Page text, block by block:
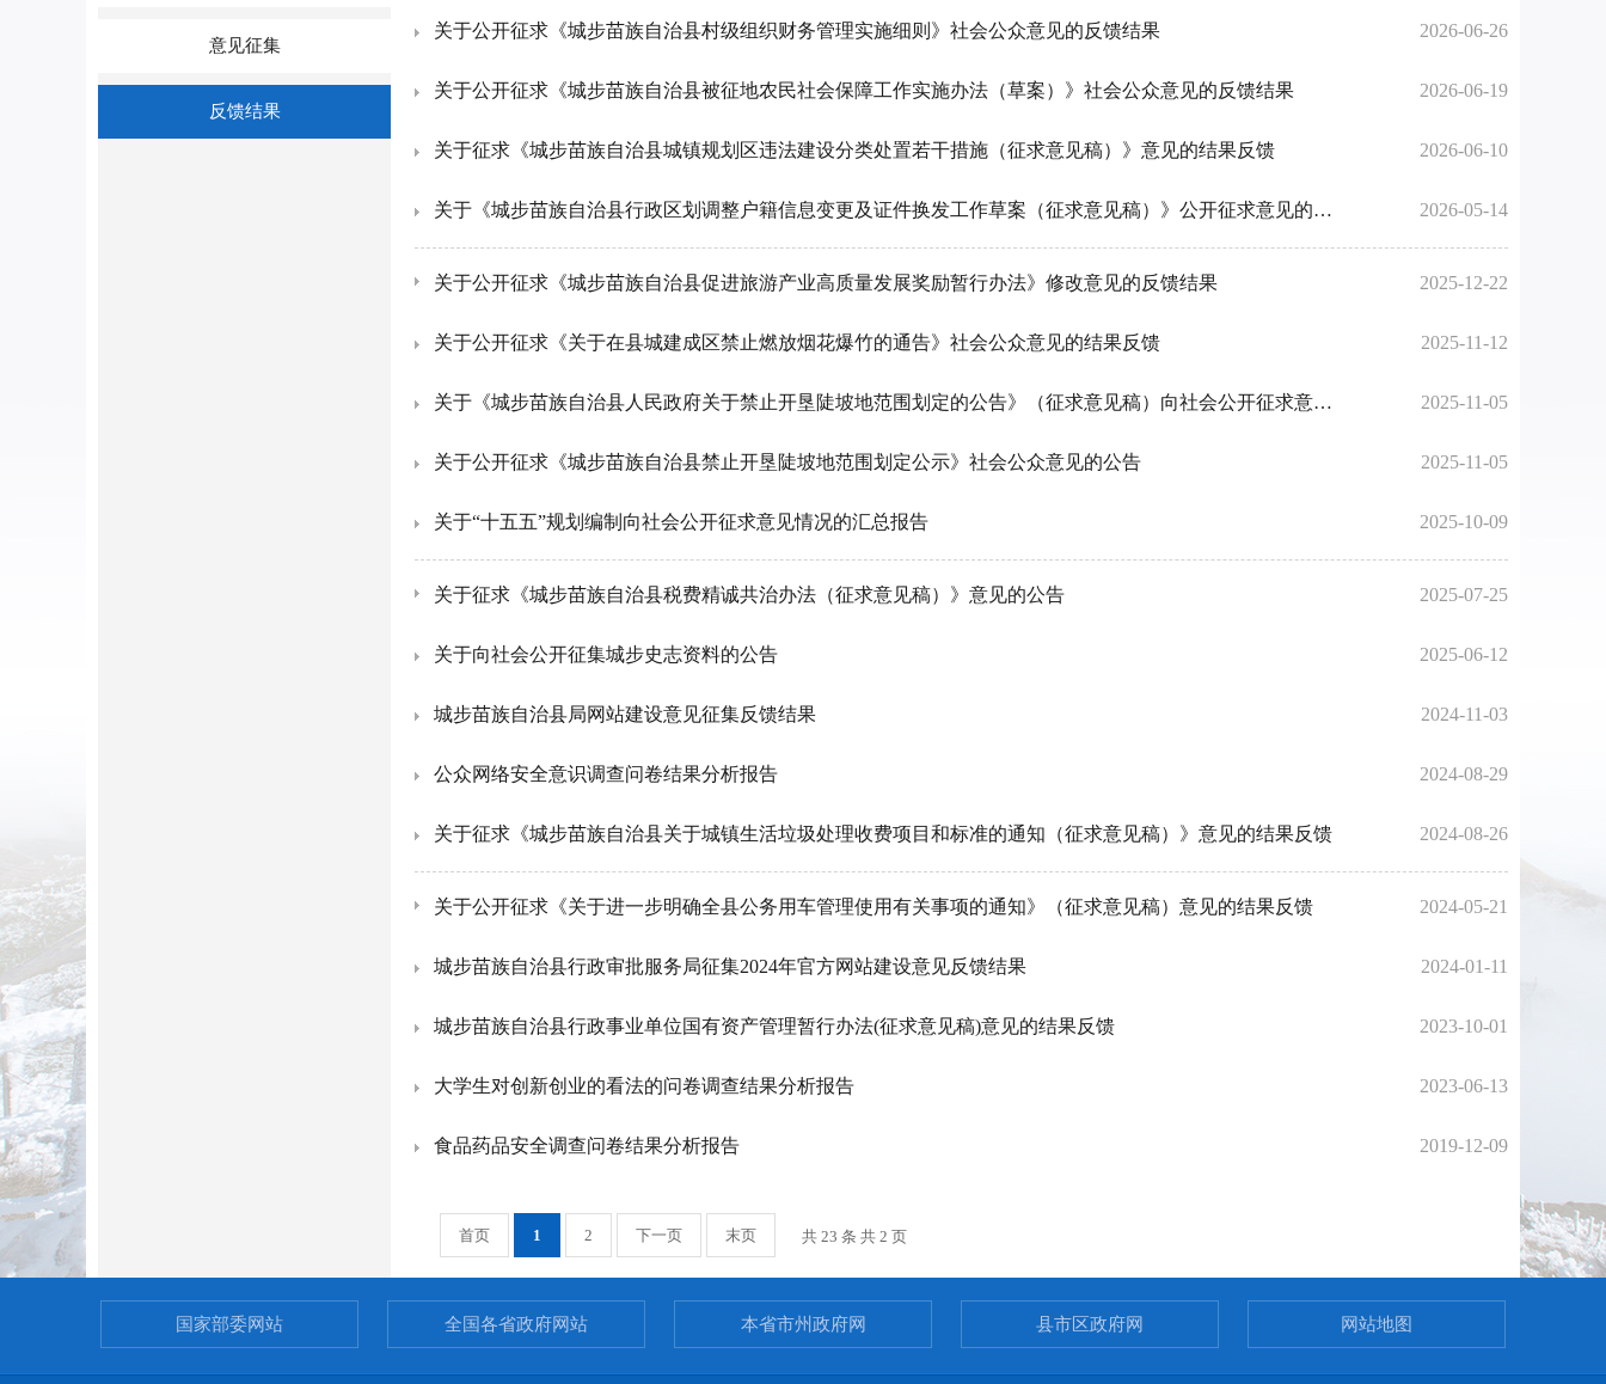
意见征集
反馈结果
2026-06-26
关于公开征求《城步苗族自治县村级组织财务管理实施细则》社会公众意见的反馈结果
2026-06-19
关于公开征求《城步苗族自治县被征地农民社会保障工作实施办法（草案）》社会公众意见的反馈结果
2026-06-10
关于征求《城步苗族自治县城镇规划区违法建设分类处置若干措施（征求意见稿）》意见的结果反馈
2026-05-14
关于《城步苗族自治县行政区划调整户籍信息变更及证件换发工作草案（征求意见稿）》公开征求意见的反馈结果
2025-12-22
关于公开征求《城步苗族自治县促进旅游产业高质量发展奖励暂行办法》修改意见的反馈结果
2025-11-12
关于公开征求《关于在县城建成区禁止燃放烟花爆竹的通告》社会公众意见的结果反馈
2025-11-05
关于《城步苗族自治县人民政府关于禁止开垦陡坡地范围划定的公告》（征求意见稿）向社会公开征求意见的公告的反馈结果
2025-11-05
关于公开征求《城步苗族自治县禁止开垦陡坡地范围划定公示》社会公众意见的公告
2025-10-09
关于“十五五”规划编制向社会公开征求意见情况的汇总报告
2025-07-25
关于征求《城步苗族自治县税费精诚共治办法（征求意见稿）》意见的公告
2025-06-12
关于向社会公开征集城步史志资料的公告
2024-11-03
城步苗族自治县局网站建设意见征集反馈结果
2024-08-29
公众网络安全意识调查问卷结果分析报告
2024-08-26
关于征求《城步苗族自治县关于城镇生活垃圾处理收费项目和标准的通知（征求意见稿）》意见的结果反馈
2024-05-21
关于公开征求《关于进一步明确全县公务用车管理使用有关事项的通知》（征求意见稿）意见的结果反馈
2024-01-11
城步苗族自治县行政审批服务局征集2024年官方网站建设意见反馈结果
2023-10-01
城步苗族自治县行政事业单位国有资产管理暂行办法(征求意见稿)意见的结果反馈
2023-06-13
大学生对创新创业的看法的问卷调查结果分析报告
2019-12-09
食品药品安全调查问卷结果分析报告
首页 1 2 下一页 末页 共 23 条 共 2 页
国家部委网站 全国各省政府网站 本省市州政府网 县市区政府网 网站地图